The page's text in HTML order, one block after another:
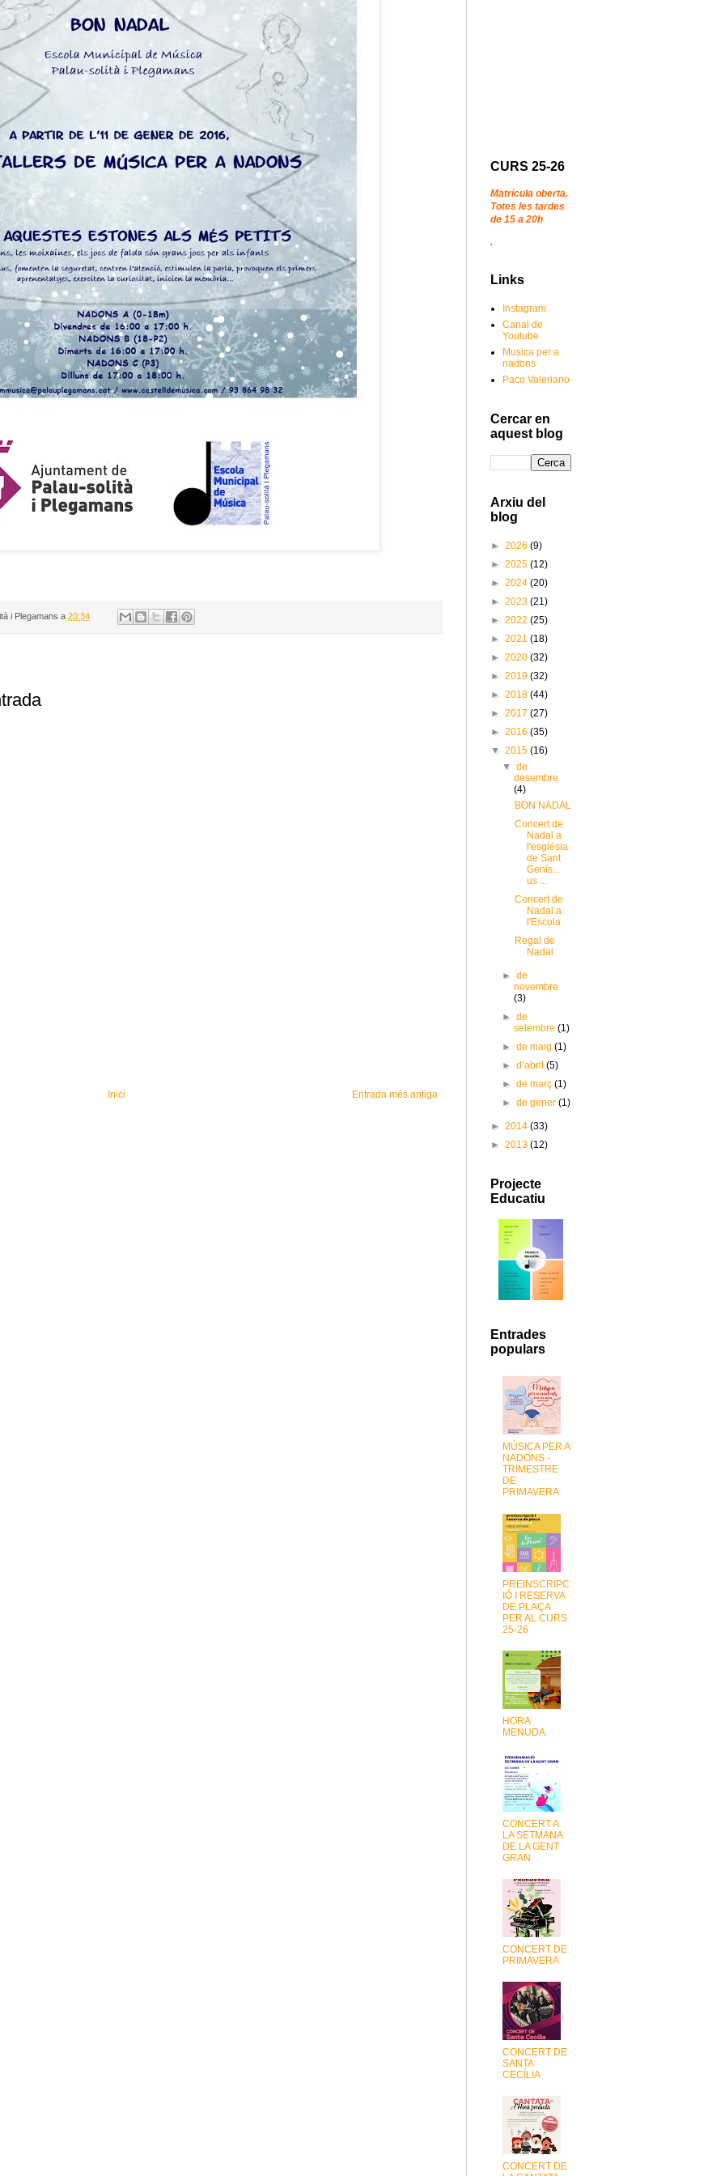
i Plegamans a 20:34
Entrada més antiga
Inici
CURS 25-26
Matrícula oberta.
Totes les tardes
de 15 a 20h
.
Links
Instagram
Canal de
Youtube
Musica per a
nadons
Paco Valeriano
Cercar en
aquest blog
Arxiu del
blog
► 2026 (9)
► 2025 (12)
► 2024 (20)
► 2023 (21)
► 2022 (25)
► 2021 (18)
► 2020 (32)
► 2019 (32)
► 2018 (44)
► 2017 (27)
► 2016 (35)
▼ 2015 (16)
▼de
desembre
(4)
BON NADAL
Concert de
Nadal a
l'església
de Sant
Genís...
us ...
Concert de
Nadal a
l'Escola
Regal de
Nadal
►de
novembre
(3)
►de
setembre(1)
►de maig(1)
►d’abril(5)
►de març(1)
►de gener(1)
► 2014 (33)
► 2013 (12)
Projecte
Educatiu
Entrades
populars
MÚSICA PER A
NADONS -
TRIMESTRE
DE
PRIMAVERA
PREINSCRIPC
IÓ I RESERVA
DE PLAÇA
PER AL CURS
25-26
HORA
MENUDA
CONCERT A
LA SETMANA
DE LA GENT
GRAN
CONCERT DE
PRIMAVERA
CONCERT DE
SANTA
CECÍLIA
CONCERT DE